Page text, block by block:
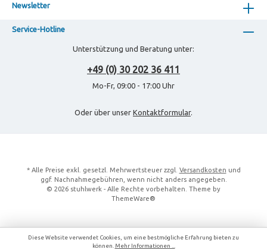
Newsletter
Service-Hotline
Unterstützung und Beratung unter:
+49 (0) 30 202 36 411
Mo-Fr, 09:00 - 17:00 Uhr
Oder über unser Kontaktformular.
* Alle Preise exkl. gesetzl. Mehrwertsteuer zzgl. Versandkosten und
ggf. Nachnahmegebühren, wenn nicht anders angegeben.
© 2026 stuhlwerk - Alle Rechte vorbehalten. Theme by
ThemeWare®
Diese Website verwendet Cookies, um eine bestmögliche Erfahrung bieten zu
können. Mehr Informationen ...